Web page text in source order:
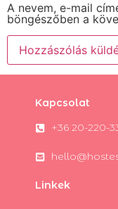
A nevem, e-mail
böngészőben a
Kapcsolat
+36 20-220-
Linkek